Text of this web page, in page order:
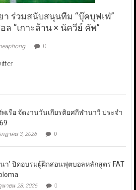
ร่วมสนับสนุนทีม “บุ๊คบุฟเฟ่”
“เกาะล้าน × นัควีย์ คัพ”
0
พเรือ จัดงานวันเกียรติยศกีฬานาวี ประจำ
กฎาคม 3, 2026 0
นา’ ปิดอบรมผู้ฝึกสอนฟุตบอลหลักสูตร FAT
นายน 28, 2026 0